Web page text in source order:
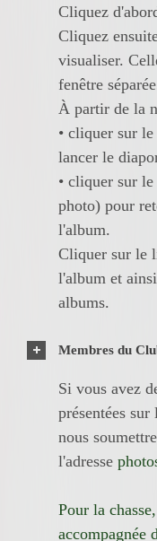
Cliquez
Cliquez
visualiser.
fenêtre
À partir de la
• cliquer sur
lancer le
• cliquer sur
photo) pour
l'album.
Cliquer sur le
l'album et
albums.
Membres du
Si vous avez
présentées
nous
l'adresse
Pour la
accompagnée